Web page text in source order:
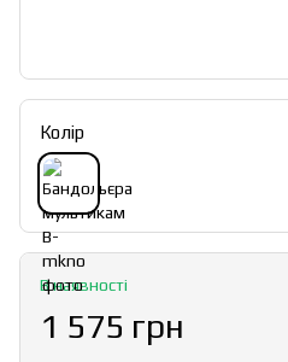
Колір
В наявності
1 575 грн